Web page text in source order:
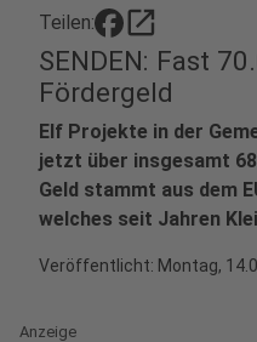
Teilen: open_in_new
SENDEN: Fast
Fördergeld
Elf Projekte in der
jetzt über insgesamt
Geld stammt aus dem
welches seit Jahren
Veröffentlicht: Montag,
Anzeige